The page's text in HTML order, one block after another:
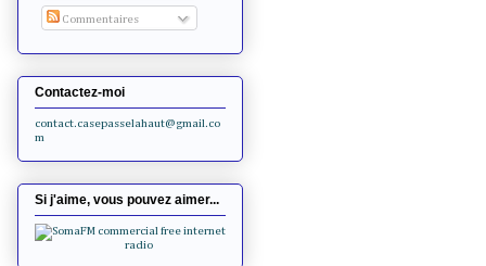
Commentaires
Contactez-moi
contact.casepasselahaut@gmail.co
m
Si j'aime, vous pouvez aimer...